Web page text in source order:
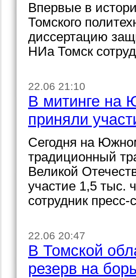
Впервые в
Томского
диссертацию
НИа Томск
22.06 21:10
В митинге на
приняли
Сегодня на
традиционный
Великой
участие 1,5 тыс.
сотрудник
22.06 20:47
В Томской
резерв на